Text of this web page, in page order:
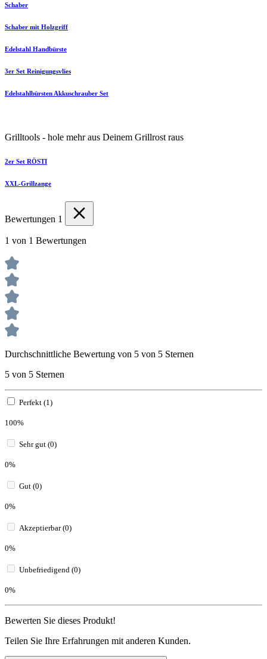
Schaber
Schaber mit Holzgriff
Edelstahl Handbürste
3er Set Reinigungsvlies
Edelstahlbürsten Akkuschrauber Set
Grilltools - hole mehr aus Deinem Grillrost raus
2er Set RÖSTI
XXL-Grillzange
Bewertungen 1
1 von 1 Bewertungen
Durchschnittliche Bewertung von 5 von 5 Sternen
5 von 5 Sternen
Perfekt (1)
100%
Sehr gut (0)
0%
Gut (0)
0%
Akzeptierbar (0)
0%
Unbefriedigend (0)
0%
Bewerten Sie dieses Produkt!
Teilen Sie Ihre Erfahrungen mit anderen Kunden.